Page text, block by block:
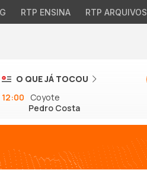
RTP ENSINA RTP ARQUIVOS
O QUE JÁ TOCOU
12:00
Coyote
Pedro Costa